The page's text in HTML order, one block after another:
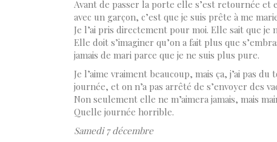
Avant de passer la porte elle s’est retournée et
avec un garçon, c’est que je suis prête à me
Je l’ai pris directement pour moi. Elle sait que je
Elle doit s’imaginer qu’on a fait plus que
jamais de mari parce que je ne suis plus pure.
Je l’aime vraiment beaucoup, mais ça, j’ai pas
journée, et on n’a pas arrêté de s’envoyer des
Non seulement elle ne m’aimera jamais, mais
Quelle journée horrible.
Samedi 7 décembre